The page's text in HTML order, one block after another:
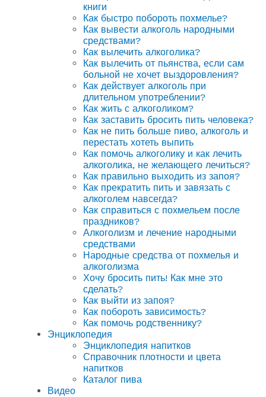
книги
Как быстро побороть похмелье?
Как вывести алкоголь народными
средствами?
Как вылечить алкоголика?
Как вылечить от пьянства, если сам
больной не хочет выздоровления?
Как действует алкоголь при
длительном употреблении?
Как жить с алкоголиком?
Как заставить бросить пить человека?
Как не пить больше пиво, алкоголь и
перестать хотеть выпить
Как помочь алкоголику и как лечить
алкоголика, не желающего лечиться?
Как правильно выходить из запоя?
Как прекратить пить и завязать с
алкоголем навсегда?
Как справиться с похмельем после
праздников?
Алкоголизм и лечение народными
средствами
Народные средства от похмелья и
алкоголизма
Хочу бросить пить! Как мне это
сделать?
Как выйти из запоя?
Как побороть зависимость?
Как помочь родственнику?
Энциклопедия
Энциклопедия напитков
Справочник плотности и цвета
напитков
Каталог пива
Видео